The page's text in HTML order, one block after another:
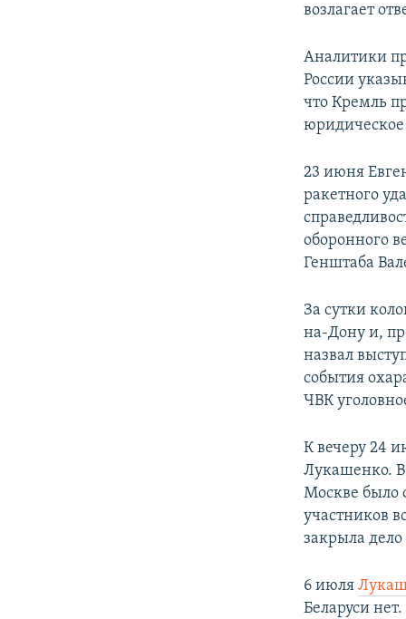
возлагает
Аналитики
России
что Кремль
юридическое
23 июня
ракетного
оборонного
Генштаба
За сутки
на-Дону и,
назвал
события
ЧВК
К вечеру 24
Лукашенко. В
Москве было
участников
закрыла
6 июля
Беларуси нет.